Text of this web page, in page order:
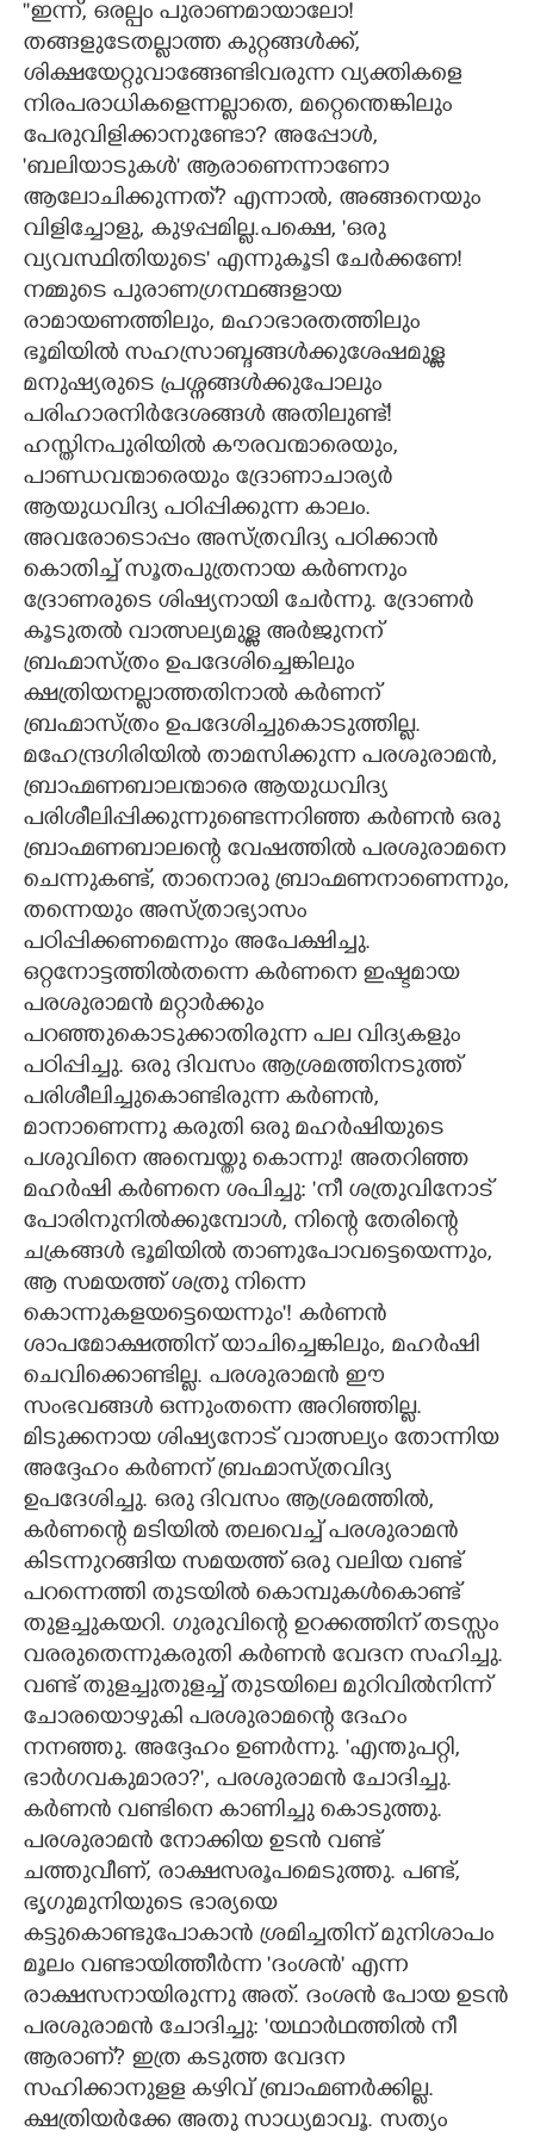
CARTOONS
LITERATURE
ZOOM
CONTACT US
''ഇന്ന്, ഒരല്പം പുരാണമായാലോ!
തങ്ങളുടേതല്ലാത്ത കുറ്റങ്ങൾക്ക്,
ശിക്ഷയേറ്റുവാങ്ങേണ്ടിവരുന്ന വ്യക്തികളെ
നിരപരാധികളെന്നല്ലാതെ, മറ്റെന്തെങ്കിലും
പേരുവിളിക്കാനുണ്ടോ? അപ്പോൾ,
'ബലിയാടുകൾ" ആരാണെന്നാണോ
ആലോചിക്കുന്നത്? എന്നാൽ, അങ്ങനെയും
വിളിച്ചോളു, കുഴപ്പമില്ല.പക്ഷെ, 'ഒരു
വ്യവസ്ഥിതിയുടെ" എന്നുകൂടി ചേർക്കണേ!
നമ്മുടെ പുരാണഗ്രന്ഥങ്ങളായ
രാമായണത്തിലും, മഹാഭാരതത്തിലും
ഭൂമിയിൽ സഹസ്രാബ്ദങ്ങൾക്കുശേഷമുള്ള
മനുഷ്യരുടെ പ്രശ്നങ്ങൾക്കുപോലും
പരിഹാരനിർദേശങ്ങൾ അതിലുണ്ട്!
ഹസ്തിനപുരിയിൽ കൗരവന്മാരെയും,
പാണ്ഡവന്മാരെയും ദ്രോണാചാര്യർ
ആയുധവിദ്യ പഠിപ്പിക്കുന്ന കാലം.
അവരോടൊപ്പം അസ്ത്രവിദ്യ പഠിക്കാൻ
കൊതിച്ച് സൂതപുത്രനായ കർണനും
ദ്രോണരുടെ ശിഷ്യനായി ചേർന്നു. ദ്രോണർ
കൂടുതൽ വാത്സല്യമുള്ള അർജുനന്
ബ്രഹ്മാസ്ത്രം ഉപദേശിച്ചെങ്കിലും
ക്ഷത്രിയനല്ലാത്തതിനാൽ കർണന്
ബ്രഹ്മാസ്ത്രം ഉപദേശിച്ചുകൊടുത്തില്ല.
മഹേന്ദ്രഗിരിയിൽ താമസിക്കുന്ന പരശുരാമൻ,
ബ്രാഹ്മണബാലന്മാരെ ആയുധവിദ്യ
പരിശീലിപ്പിക്കുന്നുണ്ടെന്നറിഞ്ഞ കർണൻ ഒരു
ബ്രാഹ്മണബാലന്റെ വേഷത്തിൽ പരശുരാമനെ
ചെന്നുകണ്ട്, താനൊരു ബ്രാഹ്മണനാണെന്നും,
തന്നെയും അസ്ത്രാഭ്യാസം
പഠിപ്പിക്കണമെന്നും അപേക്ഷിച്ചു.
ഒറ്റനോട്ടത്തിൽതന്നെ കർണനെ ഇഷ്ടമായ
പരശുരാമൻ മറ്റാർക്കും
പറഞ്ഞുകൊടുക്കാതിരുന്ന പല വിദ്യകളും
പഠിപ്പിച്ചു. ഒരു ദിവസം ആശ്രമത്തിനടുത്ത്
പരിശീലിച്ചുകൊണ്ടിരുന്ന കർണൻ,
മാനാണെന്നു കരുതി ഒരു മഹർഷിയുടെ
പശുവിനെ അമ്പെയ്തു കൊന്നു! അതറിഞ്ഞ
മഹർഷി കർണനെ ശപിച്ചു: 'നീ ശത്രുവിനോട്
പോരിനുനിൽക്കുമ്പോൾ, നിന്റെ തേരിന്റെ
ചക്രങ്ങൾ ഭൂമിയിൽ താണുപോവട്ടെയെന്നും,
ആ സമയത്ത് ശത്രു നിന്നെ
കൊന്നുകളയട്ടെയെന്നും"! കർണൻ
ശാപമോക്ഷത്തിന് യാചിച്ചെങ്കിലും, മഹർഷി
ചെവിക്കൊണ്ടില്ല. പരശുരാമൻ ഈ
സംഭവങ്ങൾ ഒന്നുംതന്നെ അറിഞ്ഞില്ല.
മിടുക്കനായ ശിഷ്യനോട് വാത്സല്യം തോന്നിയ
അദ്ദേഹം കർണന് ബ്രഹ്മാസ്ത്രവിദ്യ
ഉപദേശിച്ചു. ഒരു ദിവസം ആശ്രമത്തിൽ,
കർണന്റെ മടിയിൽ തലവെച്ച് പരശുരാമൻ
കിടന്നുറങ്ങിയ സമയത്ത് ഒരു വലിയ വണ്ട്
പറന്നെത്തി തുടയിൽ കൊമ്പുകൾകൊണ്ട്
തുളച്ചുകയറി. ഗുരുവിന്റെ ഉറക്കത്തിന് തടസ്സം
വരരുതെന്നുകരുതി കർണൻ വേദന സഹിച്ചു.
വണ്ട് തുളച്ചുതുളച്ച് തുടയിലെ മുറിവിൽനിന്ന്
ചോരയൊഴുകി പരശുരാമന്റെ ദേഹം
നനഞ്ഞു. അദ്ദേഹം ഉണർന്നു. 'എന്തുപറ്റി,
ഭാർഗവകുമാരാ?", പരശുരാമൻ ചോദിച്ചു.
കർണൻ വണ്ടിനെ കാണിച്ചു കൊടുത്തു.
പരശുരാമൻ നോക്കിയ ഉടൻ വണ്ട്
ചത്തുവീണ്, രാക്ഷസരൂപമെടുത്തു. പണ്ട്,
ഭൃഗുമുനിയുടെ ഭാര്യയെ
കട്ടുകൊണ്ടുപോകാൻ ശ്രമിച്ചതിന് മുനിശാപം
മൂലം വണ്ടായിത്തീർന്ന 'ദംശൻ" എന്ന
രാക്ഷസനായിരുന്നു അത്. ദംശൻ പോയ ഉടൻ
പരശുരാമൻ ചോദിച്ചു: 'യഥാർഥത്തിൽ നീ
ആരാണ്? ഇത്ര കടുത്ത വേദന
സഹിക്കാനുളള കഴിവ് ബ്രാഹ്മണർക്കില്ല.
ക്ഷത്രിയർക്കേ അതു സാധ്യമാവൂ. സത്യം